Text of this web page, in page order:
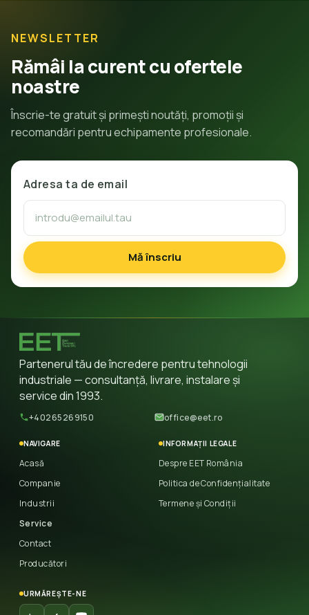
NEWSLETTER
Rămâi la curent cu ofertele
noastre
Înscrie-te gratuit și primești noutăți, promoții și
recomandări pentru echipamente profesionale.
Adresa ta de email
Mă înscriu
Partenerul tău de încredere pentru tehnologii
industriale — consultanță, livrare, instalare și
service din 1993.
+40265269150 office@eet.ro
NAVIGARE
Acasă
Companie
Industrii
Service
Contact
Producători
INFORMAȚII LEGALE
Despre EET România
Politica de Confidențialitate
Termene și Condiții
URMĂREȘTE-NE